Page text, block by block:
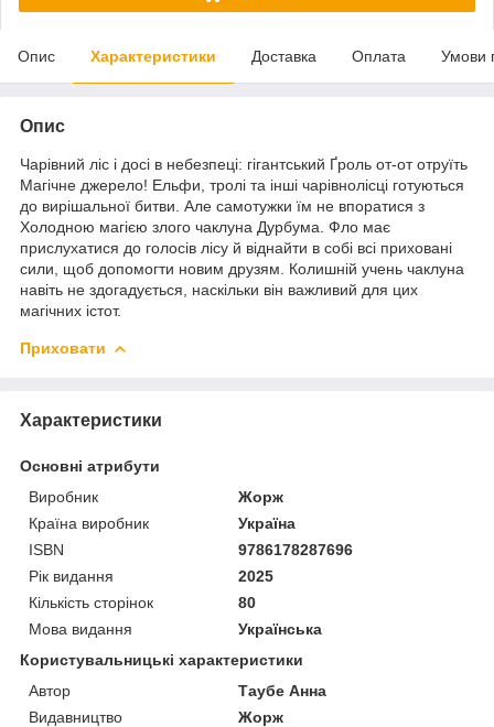
Опис Характеристики Доставка Оплата Умови
Опис
Чарівний ліс і досі в небезпеці: гігантський Ґроль от-от отруїть
Магічне джерело! Ельфи, тролі та інші чарівнолісці готуються
до вирішальної битви. Але самотужки їм не впоратися з
Холодною магією злого чаклуна Дурбума. Фло має
прислухатися до голосів лісу й віднайти в собі всі приховані
сили, щоб допомогти новим друзям. Колишній учень чаклуна
навіть не здогадується, наскільки він важливий для цих
магічних істот.
Приховати
Характеристики
Основні атрибути
Виробник
Жорж
Країна виробник
Україна
ISBN
9786178287696
Рік видання
2025
Кількість сторінок
80
Мова видання
Українська
Користувальницькі характеристики
Автор
Таубе Анна
Видавництво
Жорж